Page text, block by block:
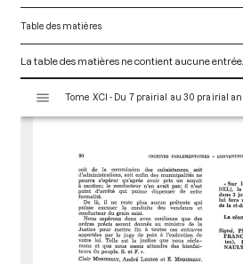
Table des matières
La table des matières ne contient aucune entrée.
s